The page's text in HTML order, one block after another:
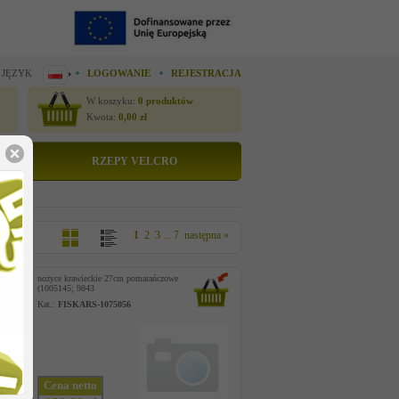
LOGOWANIE REJESTRACJA
W koszyku: 0 produktów
Kwota: 0,00 zł
RZEPY VELCRO
1 2 3 ... 7 następna »
nożyce krawieckie 27cm pomarańczowe
(1005145; 9843
Kat.: FISKARS-1075056
Cena netto